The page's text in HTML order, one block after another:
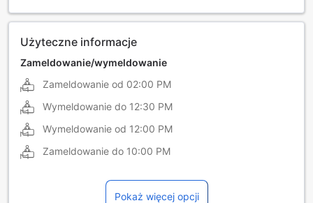
Użyteczne informacje
Zameldowanie/wymeldowanie
Zameldowanie od 02:00 PM
Wymeldowanie do 12:30 PM
Wymeldowanie od 12:00 PM
Zameldowanie do 10:00 PM
Pokaż więcej opcji